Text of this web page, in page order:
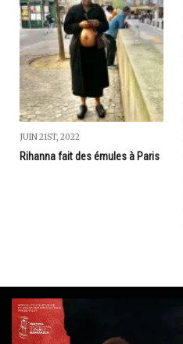
JUIN 21ST, 2022
Rihanna fait des émules à Paris